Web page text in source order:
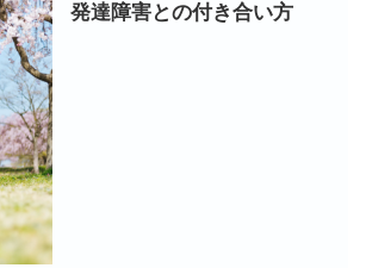
発達障害との付き合い方